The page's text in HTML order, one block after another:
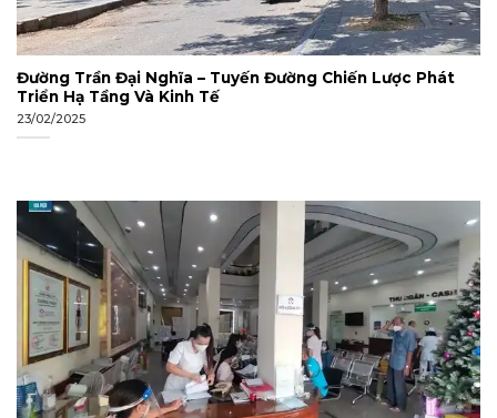
Đường Trần Đại Nghĩa – Tuyến Đường Chiến Lược Phát
Triển Hạ Tầng Và Kinh Tế
23/02/2025